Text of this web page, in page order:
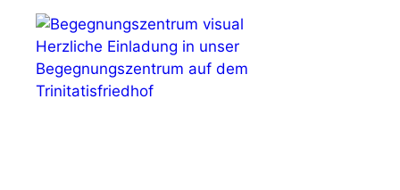
Herzliche Einladung in unser
Begegnungszentrum auf dem
Trinitatisfriedhof